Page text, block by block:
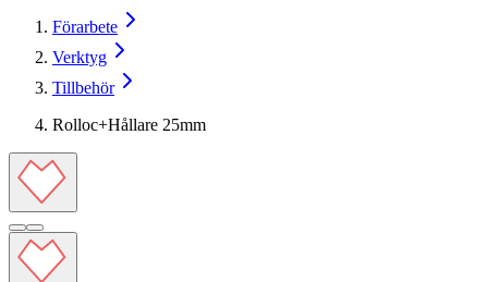
Förarbete
Verktyg
Tillbehör
Rolloc+Hållare 25mm